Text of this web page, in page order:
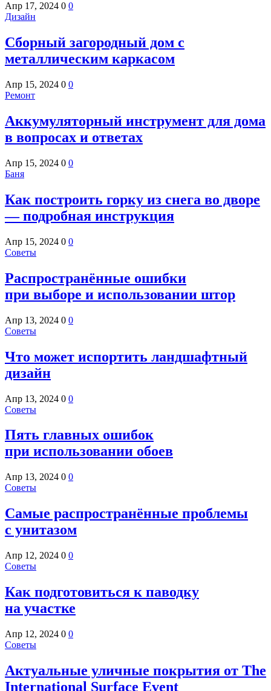
Апр 17, 2024 0 0
Дизайн
Сборный загородный дом с
металлическим каркасом
Апр 15, 2024 0 0
Ремонт
Аккумуляторный инструмент для дома
в вопросах и ответах
Апр 15, 2024 0 0
Баня
Как построить горку из снега во дворе
— подробная инструкция
Апр 15, 2024 0 0
Советы
Распространённые ошибки
при выборе и использовании штор
Апр 13, 2024 0 0
Советы
Что может испортить ландшафтный
дизайн
Апр 13, 2024 0 0
Советы
Пять главных ошибок
при использовании обоев
Апр 13, 2024 0 0
Советы
Самые распространённые проблемы
с унитазом
Апр 12, 2024 0 0
Советы
Как подготовиться к паводку
на участке
Апр 12, 2024 0 0
Советы
Актуальные уличные покрытия от The
International Surface Event